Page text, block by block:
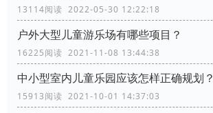
13114阅读 2022-05-30 12:22:18
户外大型儿童游乐场有哪些项目？
16225阅读 2021-11-08 13:44:38
中小型室内儿童乐园应该怎样正确规划？
15913阅读 2021-10-01 14:37:03